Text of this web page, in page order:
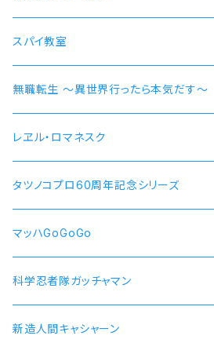
ヴラディレーナ・ミリーゼ モデル
志摩リン
各務原なでしこ
乗物シリーズ
なでしこ 自転車
桜 自動車
スパイ教室
無職転生 〜異世界行ったら本気だす〜
【エリス・ボレアス・グレイラット】腕時
【ロキシー・ミグルディア】腕時計 本数
【シルフィエット】腕時計 本数限定商品
【ルイジェルド】腕時計 本数限定
【パウロ・グレイラッド】腕時計 本数限定
レヱル・ロマネスク
すずしろ モデル
紅
ラン モデル
かにこ
タツノコプロ60周年記念シリーズ
マッハGoGoGo 55周年記念モデル
科学忍者隊ガッチャマン 50周年記念モデ
新造人間キャシャーン 50周年記念モデル
マッハGoGoGo
科学忍者隊ガッチャマン
新造人間キャシャーン